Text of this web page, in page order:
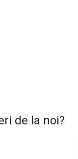
de la noi?